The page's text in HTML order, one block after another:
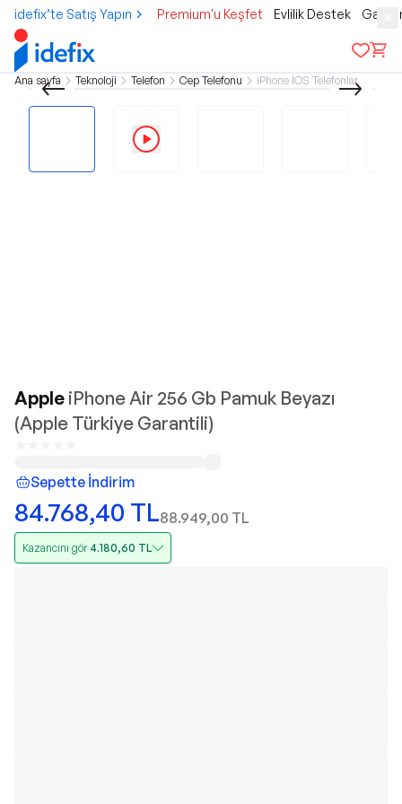
idefix’te Satış Yapın Premium'u Keşfet Evlilik Destek
Ana sayfa Teknoloji Telefon Cep Telefonu iPhone İOS Telefonlar
Apple iPhone Air 256 Gb Pamuk Beyazı
(Apple Türkiye Garantili)
Sepette İndirim
84.768,40 TL88.949,00 TL
Kazancını gör 4.180,60 TL